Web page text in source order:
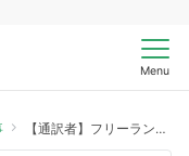
Menu
【通訳者】フリーランス通訳者の仕事のキャリア・レポート